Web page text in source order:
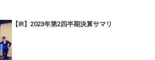
【IR】2023年第2四半期決算サマリ